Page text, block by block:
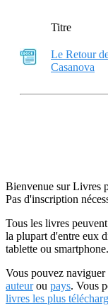
Titre
Le Retour
Casanova
Bienvenue sur Livres
Pas d'inscription
Tous les livres
la plupart d'entre eux
tablette ou smartphone.
Vous pouvez naviguer
auteurou pays. Vous
livres les plus